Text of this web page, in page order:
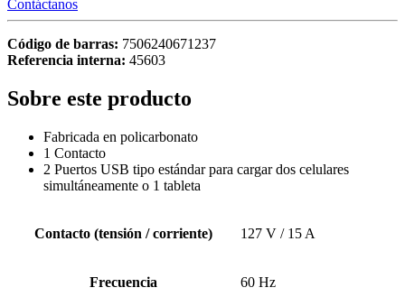
Contáctanos
Código de barras: 7506240671237
Referencia interna: 45603
Sobre este producto
Fabricada en policarbonato
1 Contacto
2 Puertos USB tipo estándar para cargar dos celulares
simultáneamente o 1 tableta
Contacto (tensión / corriente) 127 V / 15 A
Frecuencia 60 Hz